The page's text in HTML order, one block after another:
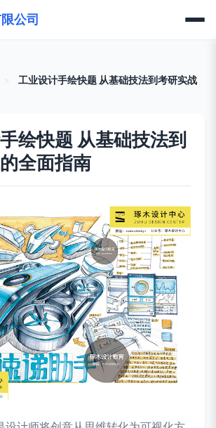
公司
工业设计手绘快题 从基础技法到考研实战
绘快题 从基础技法到
全面指南